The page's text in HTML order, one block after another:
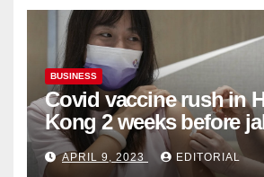
BUSINESS
Covid vaccine rush in
Kong 2 weeks before
become chargeable
APRIL 9, 2023 EDITORIAL